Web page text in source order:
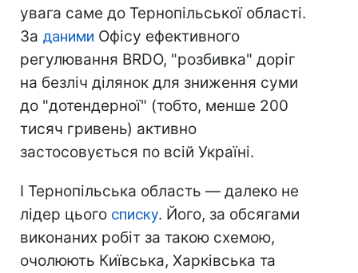
увага саме до Тернопільської області.
За даними Офісу ефективного
регулювання BRDO, "розбивка" доріг
на безліч ділянок для зниження суми
до "дотендерної" (тобто, менше 200
тисяч гривень) активно
застосовується по всій Україні.
І Тернопільська область — далеко не
лідер цього списку. Його, за обсягами
виконаних робіт за такою схемою,
очолюють Київська, Харківська та